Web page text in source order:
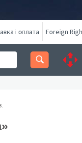
і оплата Foreign